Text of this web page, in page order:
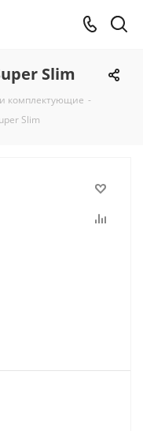
Slim
комплектующие -
Slim